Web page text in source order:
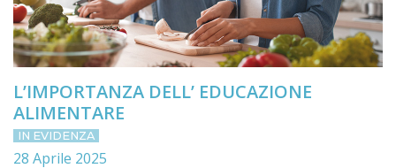
L’IMPORTANZA DELL’ EDUCAZIONE
ALIMENTARE
IN EVIDENZA
28 Aprile 2025